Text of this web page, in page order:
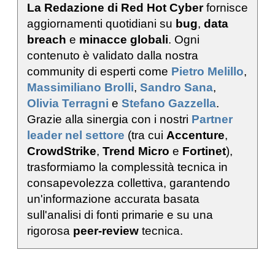
La Redazione di Red Hot Cyberfornisce
aggiornamenti quotidiani su bug, data
breach e minacce globali. Ogni
contenuto è validato dalla nostra
community di esperti come Pietro Melillo,
Massimiliano Brolli, Sandro Sana,
Olivia Terragni e Stefano Gazzella.
Grazie alla sinergia con i nostri Partner
leader nel settore (tra cui Accenture,
CrowdStrike, Trend Micro e Fortinet),
trasformiamo la complessità tecnica in
consapevolezza collettiva, garantendo
un'informazione accurata basata
sull'analisi di fonti primarie e su una
rigorosa peer-review tecnica.